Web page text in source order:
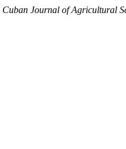
Cuban Journal of Agricultural